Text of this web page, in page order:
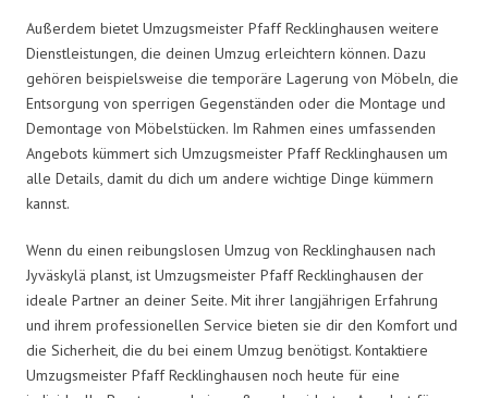
Außerdem bietet Umzugsmeister Pfaff Recklinghausen weitere
Dienstleistungen, die deinen Umzug erleichtern können. Dazu
gehören beispielsweise die temporäre Lagerung von Möbeln, die
Entsorgung von sperrigen Gegenständen oder die Montage und
Demontage von Möbelstücken. Im Rahmen eines umfassenden
Angebots kümmert sich Umzugsmeister Pfaff Recklinghausen um
alle Details, damit du dich um andere wichtige Dinge kümmern
kannst.
Wenn du einen reibungslosen Umzug von Recklinghausen nach
Jyväskylä planst, ist Umzugsmeister Pfaff Recklinghausen der
ideale Partner an deiner Seite. Mit ihrer langjährigen Erfahrung
und ihrem professionellen Service bieten sie dir den Komfort und
die Sicherheit, die du bei einem Umzug benötigst. Kontaktiere
Umzugsmeister Pfaff Recklinghausen noch heute für eine